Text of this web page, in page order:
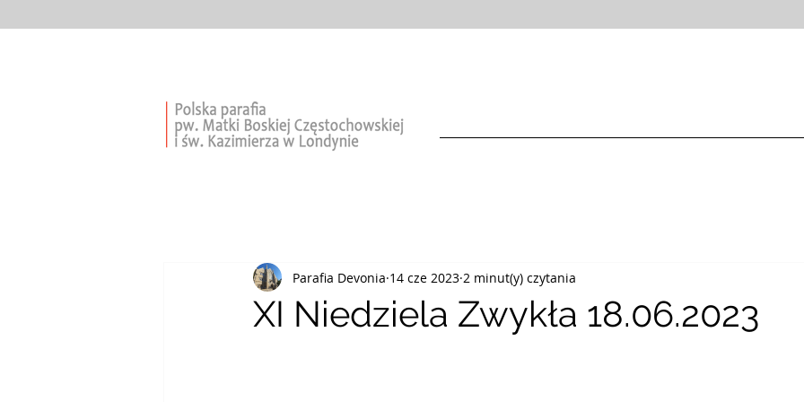
XI Niedziela Zwykła 18.06.2023
Parafia Devonia 14 cze 2023 2 minut(y) czytania